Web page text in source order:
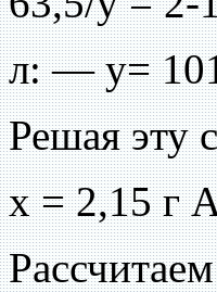
л: — у=
Решая эту
х = 2,15 г